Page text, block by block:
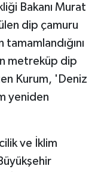
Bakanı Murat
dip çamuru
metreküp dip
Kurum, 'Deniz
yeniden
ve İklim